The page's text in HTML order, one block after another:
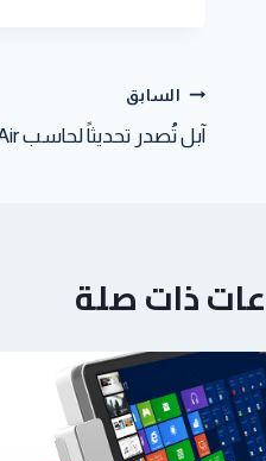
السابق
آبل تُصدر تحديثاً لحاسب MacBook Air
ذات صلة